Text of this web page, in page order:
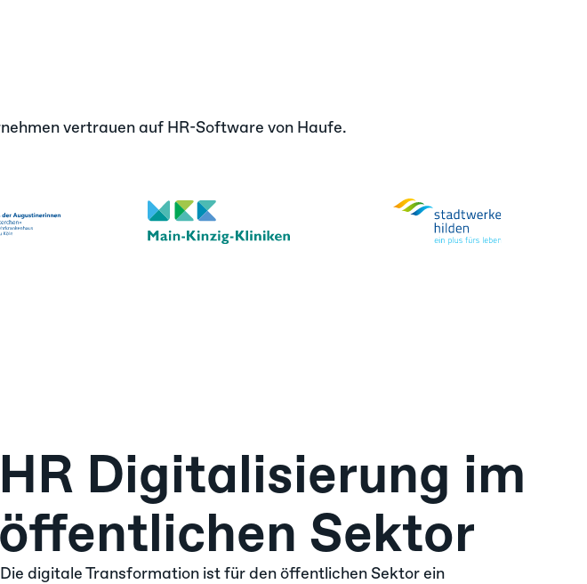
vertrauen auf HR-Software von Haufe.
HR Digitalisierung im
öffentlichen Sektor
Die digitale Transformation ist für den öffentlichen Sektor ein